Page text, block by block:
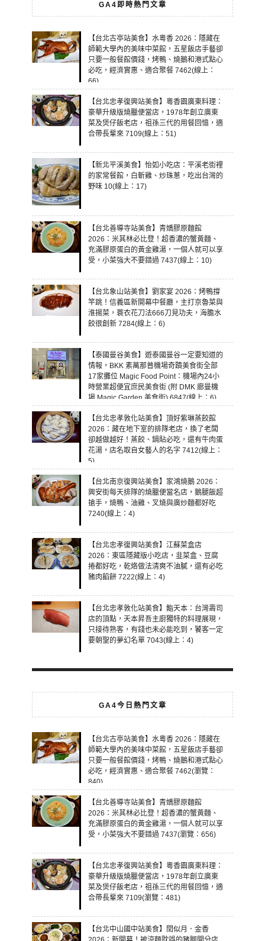
GA4即時熱門文章
【台北古亭站美食】水粵香 2026：隱藏在
師範大學內的美味中菜館，五星飯店手藝卻
只要一般餐館價錢，烤鴨、燒鵝和港式點心
必吃，經濟實惠、適合聚餐 7462(線上：
66)
【台北忠孝復興站美食】粵香園廣東料理：
豪華升級版燒臘便當店，1978年創立廣東
菜及煲仔飯老店，祖孫三代的用餐回憶，適
合帶長輩來 7109(線上：51)
【新北平溪美食】怡如小吃店：平溪老街裡
的家常餐館，白斬雞、炒珠蔥，吃出台灣的
野味 10(線上：17)
【台北善導寺站美食】青嬌膠原麵館
2026：米其林必比登！超香濃的蟹黃麵、
充滿膠原蛋白的黃金雞湯，一個人就可以享
受，小菜強大不要錯過 7437(線上：10)
【台北象山站美食】劉家宴 2026：烤鴨撐
竿跳！信義區新開幕中餐廳，主打京魯菜與
淮揚菜，蓑衣花刀法666刀見功夫，海膽水
餃很創新 7284(線上：6)
【泰國曼谷美食】遊泰國曼谷一定要知道的
情報，BKK 素萬那普機場奇蹟美食街全部
17家攤位 Magic Food Point：機場內24小
時營業超便宜庶民美食街 (附 DMK 廊曼機
場 Magic Garden 美食街) 6847(線上：6)
【台北忠孝敦化站美食】頂好紫琳蒸餃館
2026：藏在地下室的排隊老店，換了老闆
卻越做越好！蒸餃、鍋貼必吃，還有牛肉蛋
花湯，店名取自女藝人的名字 7412(線上：
5)
【台北南京復興站美食】家鴻燒鵝 2026：
興安街每天排隊的燒臘便當名店，鵝腿飯超
搶手，燒鴨、油雞、叉燒與廣炒麵都好吃
7240(線上：4)
【台北忠孝復興站美食】江蘇菜盒店
2026：東區隱藏版小吃店，韭菜盒、豆腐
捲都好吃，乾烙做法清爽不油膩，還有必吃
豬肉餡餅 7222(線上：4)
【台北忠孝敦化站美食】鮨天本：台灣壽司
店的頂點，天本昇吾主廚獨特的料理展現，
只接待熟客，有錢也未必能吃到，饕客一定
要朝聖的夢幻名單 7043(線上：4)
GA4今日熱門文章
【台北古亭站美食】水粵香 2026：隱藏在
師範大學內的美味中菜館，五星飯店手藝卻
只要一般餐館價錢，烤鴨、燒鵝和港式點心
必吃，經濟實惠、適合聚餐 7462(瀏覽：
840)
【台北善導寺站美食】青嬌膠原麵館
2026：米其林必比登！超香濃的蟹黃麵、
充滿膠原蛋白的黃金雞湯，一個人就可以享
受，小菜強大不要錯過 7437(瀏覽：656)
【台北忠孝復興站美食】粵香園廣東料理：
豪華升級版燒臘便當店，1978年創立廣東
菜及煲仔飯老店，祖孫三代的用餐回憶，適
合帶長輩來 7109(瀏覽：481)
【台北中山國中站美食】閏似月．金香